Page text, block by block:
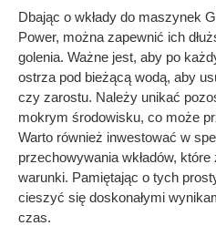
Dbając o wkłady do maszynek
Power, można zapewnić ich
golenia. Ważne jest, aby po
ostrza pod bieżącą wodą, aby
czy zarostu. Należy unikać
mokrym środowisku, co może
Warto również inwestować w
przechowywania wkładów,
warunki. Pamiętając o tych
cieszyć się doskonałymi
czas.